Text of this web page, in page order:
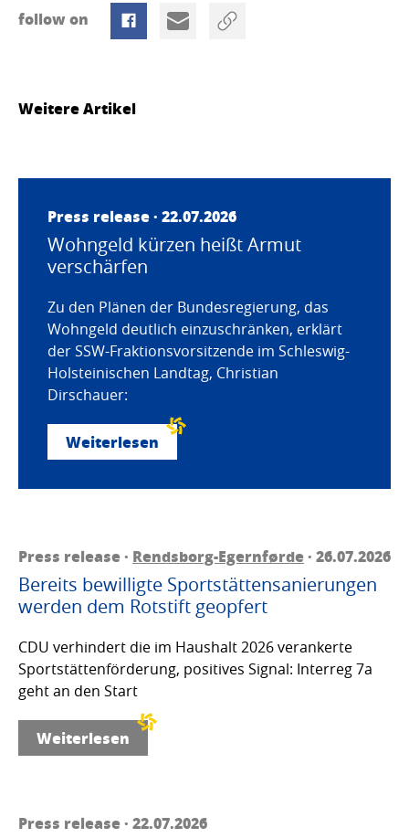
follow on
Weitere Artikel
Press release · 22.07.2026
Wohngeld kürzen heißt Armut
verschärfen
Zu den Plänen der Bundesregierung, das
Wohngeld deutlich einzuschränken, erklärt
der SSW-Fraktionsvorsitzende im Schleswig-
Holsteinischen Landtag, Christian
Dirschauer:
Weiterlesen
Press release · Rendsborg-Egernførde· 26.07.2026
Bereits bewilligte Sportstättensanierungen
werden dem Rotstift geopfert
CDU verhindert die im Haushalt 2026 verankerte
Sportstättenförderung, positives Signal: Interreg 7a
geht an den Start
Weiterlesen
Press release · 22.07.2026